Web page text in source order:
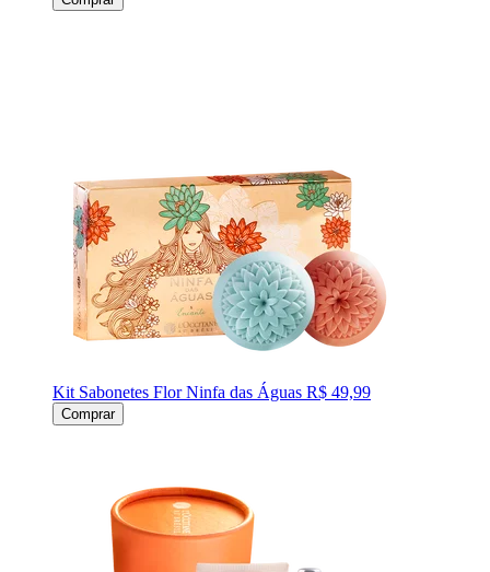
Kit Sabonetes Flor Ninfa das Águas R$ 49,99
Comprar